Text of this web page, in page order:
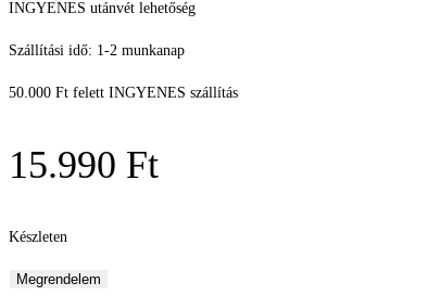
INGYENES utánvét lehetőség
Szállítási idő: 1-2 munkanap
50.000 Ft felett INGYENES szállítás
15.990 Ft
Készleten
Casio
Megrendelem